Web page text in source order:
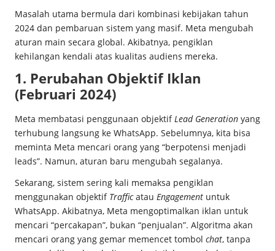
Masalah utama bermula dari kombinasi kebijakan tahun
2024 dan pembaruan sistem yang masif. Meta mengubah
aturan main secara global. Akibatnya, pengiklan
kehilangan kendali atas kualitas audiens mereka.
1. Perubahan Objektif Iklan
(Februari 2024)
Meta membatasi penggunaan objektif Lead Generation yang
terhubung langsung ke WhatsApp. Sebelumnya, kita bisa
meminta Meta mencari orang yang “berpotensi menjadi
leads”. Namun, aturan baru mengubah segalanya.
Sekarang, sistem sering kali memaksa pengiklan
menggunakan objektif Trafficatau Engagement untuk
WhatsApp. Akibatnya, Meta mengoptimalkan iklan untuk
mencari “percakapan”, bukan “penjualan”. Algoritma akan
mencari orang yang gemar memencet tombol chat, tanpa